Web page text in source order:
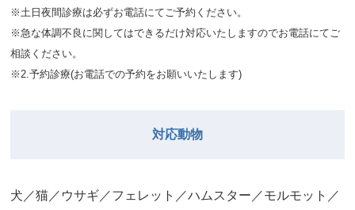
※土日夜間診療は必ずお電話にてご予約ください。
※急な体調不良に関してはできるだけ対応いたしますのでお電話にてご
相談ください。
※2.予約診療(お電話での予約をお願いいたします)
対応動物
⽝／猫／ウサギ／フェレット／ハムスター／モルモット／